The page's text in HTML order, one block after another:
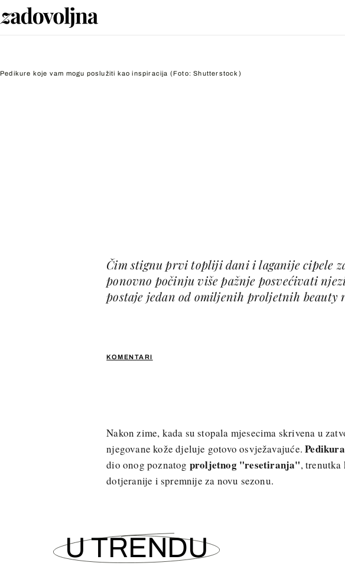
Pedikure koje vam mogu poslužiti kao inspiracija (Foto: Shutterstock)
KOMENTARI
Čim stignu prvi topliji dani i laganije cipele
ponovno počinju više pažnje posvećivati
postaje jedan od omiljenih proljetnih beauty
Nakon zime, kada su stopala mjesecima skrivena u
njegovane kože djeluje gotovo osvježavajuće.
dio onog poznatog proljetnog "resetiranja",
dotjeranije i spremnije za novu sezonu.
U TRENDU